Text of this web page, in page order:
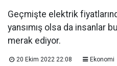
Geçmişte elektrik
yansımış olsa da insanlar bu
merak ediyor.
20 Ekim 2022 22:08 Ekonomi